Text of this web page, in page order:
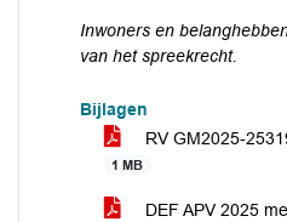
Inwoners en
van het spreekrecht.
Bijlagen
RV GM2025-
1 MB
DEF APV 2025